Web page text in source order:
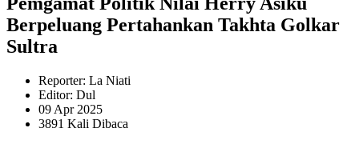
Berpeluang Pertahankan Takhta Golkar
Sultra
Reporter: La Niati
Editor: Dul
09 Apr 2025
3891 Kali Dibaca